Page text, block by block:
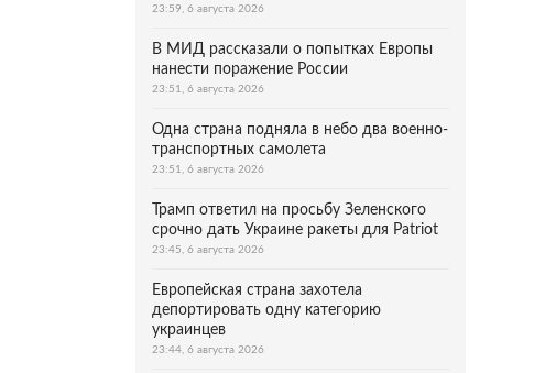
23:59, 6 августа 2026
В МИД рассказали о попытках Европы
нанести поражение России
23:51, 6 августа 2026
Одна страна подняла в небо два военно-
транспортных самолета
23:51, 6 августа 2026
Трамп ответил на просьбу Зеленского
срочно дать Украине ракеты для Patriot
23:45, 6 августа 2026
Европейская страна захотела
депортировать одну категорию
украинцев
23:44, 6 августа 2026